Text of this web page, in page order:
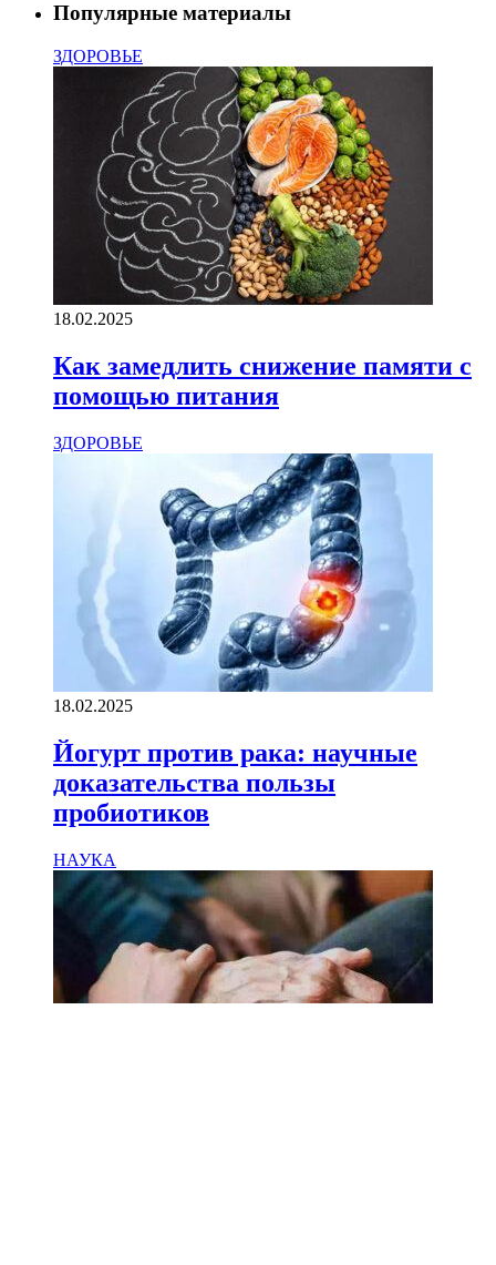
Популярные материалы
ЗДОРОВЬЕ
18.02.2025
Как замедлить снижение памяти с
помощью питания
ЗДОРОВЬЕ
18.02.2025
Йогурт против рака: научные
доказательства пользы
пробиотиков
НАУКА